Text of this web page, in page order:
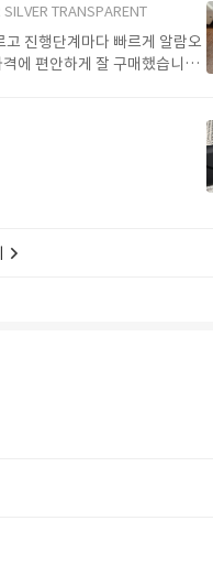
TRANSPARENT
진행단계마다 빠르게 알람오
에 편안하게 잘 구매했습니다.